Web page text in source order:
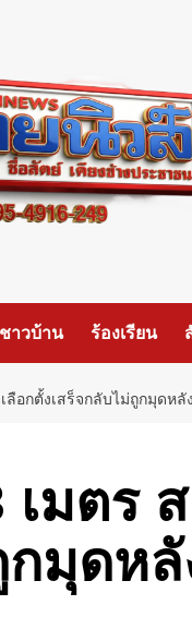
ชาวบ้าน ร้องเรียน
ลือกตั้งเสร็จกลับไม่ถูกมุดห
เมตร
มุดหลั